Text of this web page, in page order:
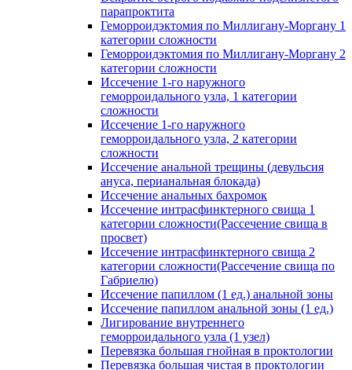
парапроктита
Геморроидэктомия по Миллигану-Моргану 1
категории сложности
Геморроидэктомия по Миллигану-Моргану 2
категории сложности
Иссечение 1-го наружного
геморроидального узла, 1 категории
сложности
Иссечение 1-го наружного
геморроидального узла, 2 категории
сложности
Иссечение анальной трещины (девульсия
ануса, перианальная блокада)
Иссечение анальных бахромок
Иссечение интрасфинктерного свища 1
категории сложности(Рассечение свища в
просвет)
Иссечение интрасфинктерного свища 2
категории сложности(Рассечение свища по
Габриелю)
Иссечение папиллом (1 ед.) анальной зоны
Иссечение папиллом анальной зоны (1 ед.)
Лигирование внутреннего
геморроидального узла (1 узел)
Перевязка большая гнойная в проктологии
Перевязка большая чистая в проктологии